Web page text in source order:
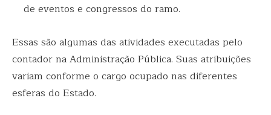
de eventos e congressos do ramo.
Essas são algumas das atividades executadas pelo
contador na Administração Pública. Suas atribuições
variam conforme o cargo ocupado nas diferentes
esferas do Estado.